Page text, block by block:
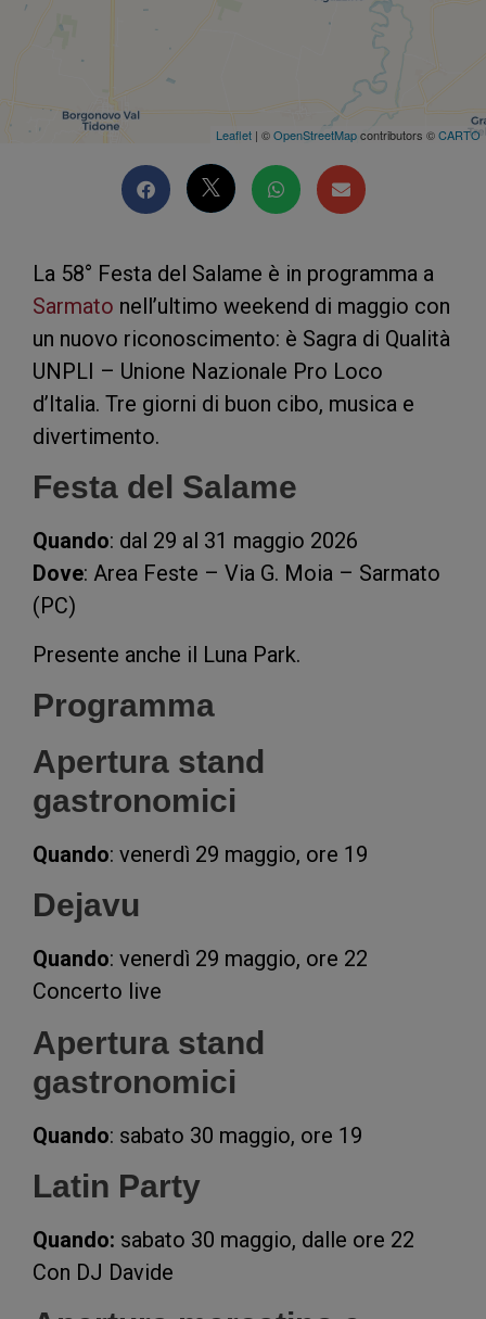
Leaflet | ©OpenStreetMapcontributors ©CARTO
La 58° Festa del Salame è in programma a
Sarmato nell’ultimo weekend di maggio con
un nuovo riconoscimento: è Sagra di Qualità
UNPLI – Unione Nazionale Pro Loco
d’Italia. Tre giorni di buon cibo, musica e
divertimento.
Festa del Salame
Quando: dal 29 al 31 maggio 2026
Dove: Area Feste – Via G. Moia – Sarmato
(PC)
Presente anche il Luna Park.
Programma
Apertura stand
gastronomici
Quando: venerdì 29 maggio, ore 19
Dejavu
Quando: venerdì 29 maggio, ore 22
Concerto live
Apertura stand
gastronomici
Quando: sabato 30 maggio, ore 19
Latin Party
Quando: sabato 30 maggio, dalle ore 22
Con DJ Davide